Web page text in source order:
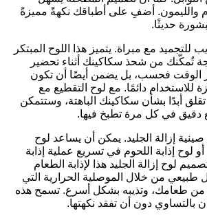
والليمون. أضفِ على أطباقك نكهةً مميزةً
حديثًا.
للتجميد مع مبراة. يتميز هذا اللوح المبتكر
تُمكّنك من شحذ سكاكينك أثناء تحضير
الوقت فحسب، بل يضمن أيضًا أن تكون
للاستخدام دائمًا. مع لوح التقطيع مع
أبدًا بشأن سكاكينك الباهتة، وستتمكن
دقيق في كل مرة تطبخ فيها.
إزالة الجليد. يمكن أن يساعد لوح
أو لوح إذابة اللحوم في تسريع عملية إذابة
لوح إزالة الجليد هذا لإذابة الطعام
من خلال الموصلية الحرارية التي
طعامك، وتذيبه بشكل أسرع. تسمح هذه
بالتساوي دون أن تفقد نكهتها.